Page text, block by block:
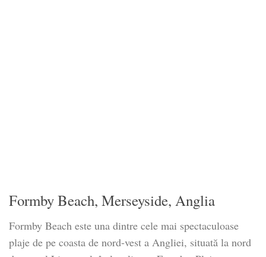
Formby Beach, Merseyside, Anglia
Formby Beach este una dintre cele mai spectaculoase
plaje de pe coasta de nord-vest a Angliei, situată la nord